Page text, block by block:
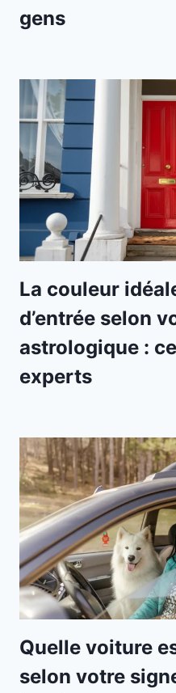
gens
La couleur
d’entrée selon
astrologique :
experts
Quelle voiture
selon votre